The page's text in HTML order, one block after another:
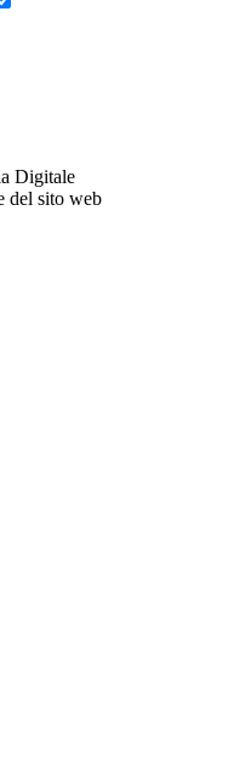
Digitale
del sito web